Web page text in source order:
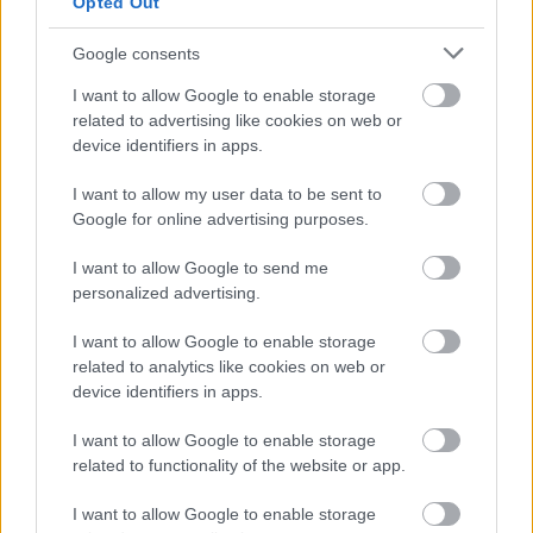
Google consents
I want to allow Google to enable storage
related to advertising like cookies on web or
device identifiers in apps.
I want to allow my user data to be sent to
Google for online advertising purposes.
I want to allow Google to send me
personalized advertising.
I want to allow Google to enable storage
related to analytics like cookies on web or
device identifiers in apps.
I want to allow Google to enable storage
related to functionality of the website or app.
I want to allow Google to enable storage
Sipos Vera